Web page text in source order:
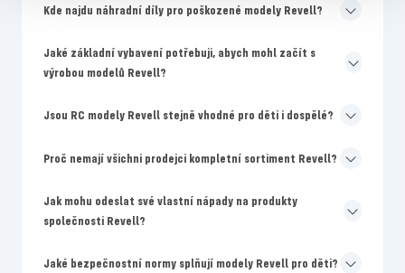
Kde najdu náhradní díly pro poškozené modely Revell?
Jaké základní vybavení potřebuji, abych mohl začít s
výrobou modelů Revell?
Jsou RC modely Revell stejně vhodné pro děti i dospělé?
Proč nemají všichni prodejci kompletní sortiment Revell?
Jak mohu odeslat své vlastní nápady na produkty
společnosti Revell?
Jaké bezpečnostní normy splňují modely Revell pro děti?